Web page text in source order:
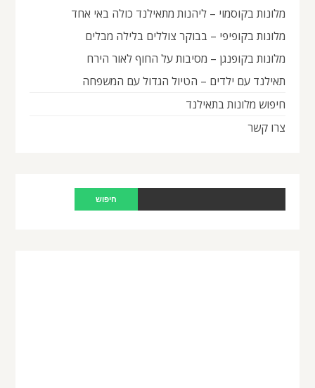
מלונות בקוסמוי – ליהנות מתאילנד כולה באי אחד
מלונות בקופיפי – בבוקר צוללים בלילה מבלים
מלונות בקופנגן – מסיבות על החוף לאור הירח
תאילנד עם ילדים – הטיול הגדול עם המשפחה
חיפוש מלונות בתאילנד
צרו קשר